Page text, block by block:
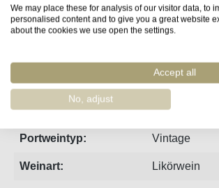
Nach der Abfüllung 2005 für 19 Jahre in
Region: Porto
Weingut: Graham's
Portweintyp: Vintage
Weinart: Likörwein
We may place these for analysis of our visitor data, to
personalised content and to give you a great website
about the cookies we use open the settings.
Accept all
No, adjust